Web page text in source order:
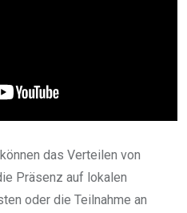
das Verteilen von
Präsenz auf lokalen
oder die Teilnahme an